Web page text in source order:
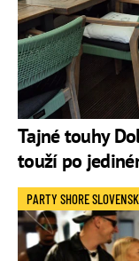
Tajné touhy
touží po
PARTY SHORE